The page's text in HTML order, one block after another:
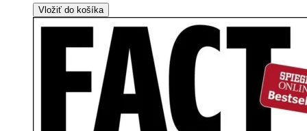
Vložiť do košíka